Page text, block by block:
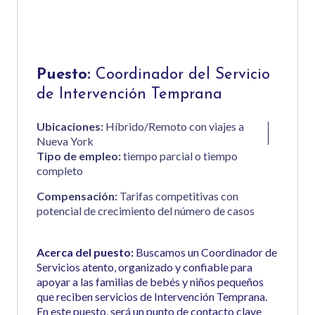
Puesto: Coordinador del Servicio
de Intervención Temprana
Ubicaciones: Híbrido/Remoto con viajes a
Nueva York
Tipo de empleo:tiempo parcial o tiempo
completo
Compensación: Tarifas competitivas con
potencial de crecimiento del número de casos
Acerca del puesto: Buscamos un Coordinador de
Servicios atento, organizado y confiable para
apoyar a las familias de bebés y niños pequeños
que reciben servicios de Intervención Temprana.
En este puesto, será un punto de contacto clave